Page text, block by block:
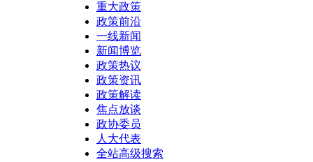
重大政策
政策前沿
一线新闻
新闻博览
政策热议
政策资讯
政策解读
焦点放谈
政协委员
人大代表
全站高级搜索